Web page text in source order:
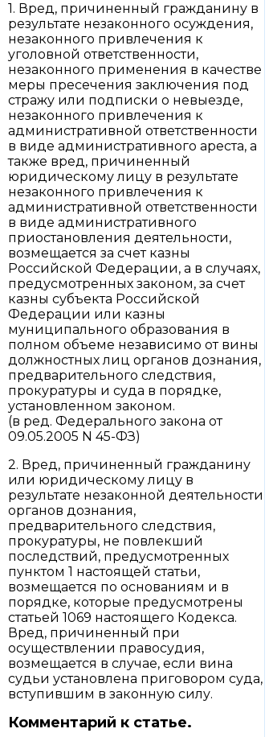
1. Вред, причиненный гражданину в
результате незаконного осуждения,
незаконного привлечения к
уголовной ответственности,
незаконного применения в качестве
меры пресечения заключения под
стражу или подписки о невыезде,
незаконного привлечения к
административной ответственности
в виде административного ареста, а
также вред, причиненный
юридическому лицу в результате
незаконного привлечения к
административной ответственности
в виде административного
приостановления деятельности,
возмещается за счет казны
Российской Федерации, а в случаях,
предусмотренных законом, за счет
казны субъекта Российской
Федерации или казны
муниципального образования в
полном объеме независимо от вины
должностных лиц органов дознания,
предварительного следствия,
прокуратуры и суда в порядке,
установленном законом.
(в ред. Федерального закона от
09.05.2005 N 45-ФЗ)
2. Вред, причиненный гражданину
или юридическому лицу в
результате незаконной деятельности
органов дознания,
предварительного следствия,
прокуратуры, не повлекший
последствий, предусмотренных
пунктом 1 настоящей статьи,
возмещается по основаниям и в
порядке, которые предусмотрены
статьей 1069 настоящего Кодекса.
Вред, причиненный при
осуществлении правосудия,
возмещается в случае, если вина
судьи установлена приговором суда,
вступившим в законную силу.
Комментарий к статье.